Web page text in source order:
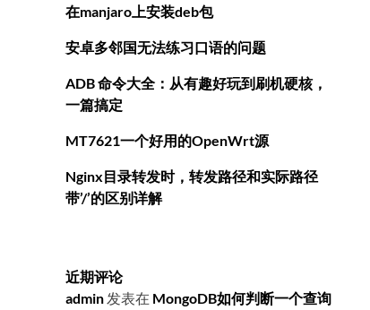
在manjaro上安装deb包
安卓多邻国无法练习口语的问题
ADB 命令大全：从有趣好玩到刷机硬核，
一篇搞定
MT7621一个好用的OpenWrt源
Nginx目录转发时，转发路径和实际路径
带’/’的区别详解
近期评论
admin 发表在 MongoDB如何判断一个查询